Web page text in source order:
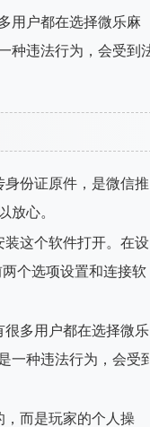
用户都在选择微乐麻
种违法行为，会受到
份证原件，是微信推
放心。
这个软件打开。在设
个选项设置和连接软
多用户都在选择微乐
一种违法行为，会受
而是玩家的个人操